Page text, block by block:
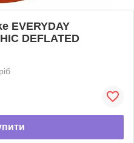
EVERYDAY
DEFLATED